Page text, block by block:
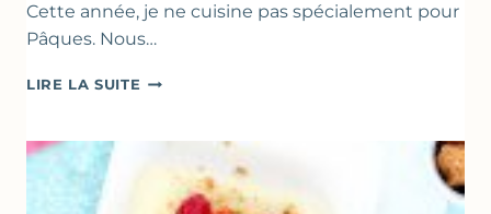
Cette année, je ne cuisine pas spécialement pour
Pâques. Nous…
LIRE LA SUITE RECETTES
GOURMANDES